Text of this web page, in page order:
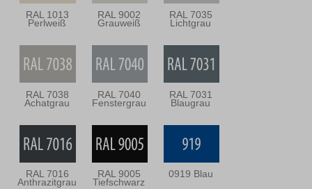
RAL 1013
Perlweiß
RAL 9002
Grauweiß
RAL 7035
Lichtgrau
RAL 7038
Achatgrau
RAL 7040
Fenstergrau
RAL 7031
Blaugrau
RAL 7016
Anthrazitgrau
RAL 9005
Tiefschwarz
0919 Blau